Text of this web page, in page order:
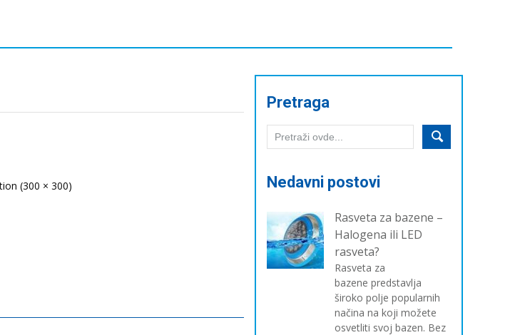
(300 × 300)
Pretraga
Nedavni postovi
Rasveta za bazene –
Halogena ili LED
rasveta?
Rasveta za
bazene predstavlja
široko polje popularnih
načina na koji možete
osvetliti svoj bazen. Bez